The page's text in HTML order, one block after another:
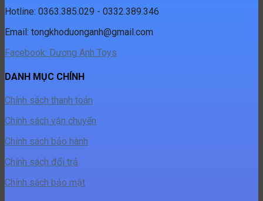
Hotline: 0363.385.029 - 0332.389.346
Email: tongkhoduonganh@gmail.com
Facebook: Dương Anh Toys
DANH MỤC CHÍNH
Chính sách thanh toán
Chính sách vận chuyển
Chính sách bảo hành
Chính sách đổi trả
Chính sách bảo mật